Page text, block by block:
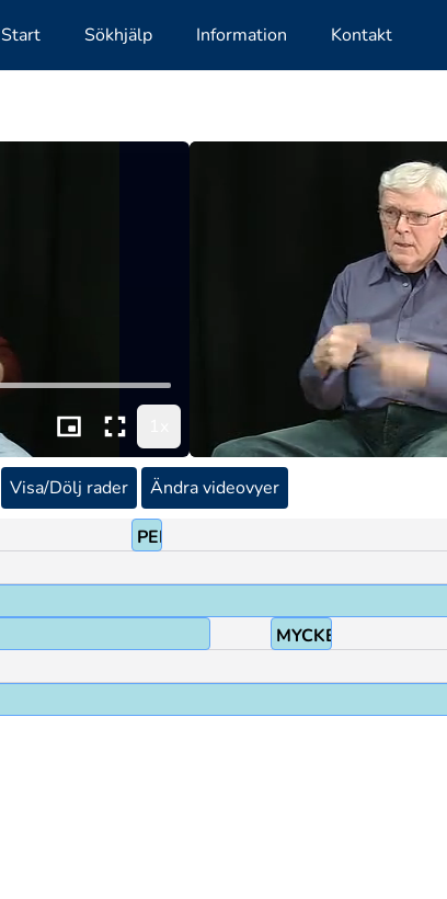
Start Sökhjälp Information Kontakt
Visa/Dölj rader
Ändra videovyer
PEK
MYCKET